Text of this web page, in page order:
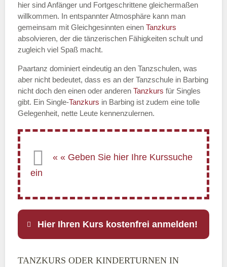
hier sind Anfänger und Fortgeschrittene gleichermaßen
willkommen. In entspannter Atmosphäre kann man
gemeinsam mit Gleichgesinnten einen Tanzkurs
absolvieren, der die tänzerischen Fähigkeiten schult und
zugleich viel Spaß macht.
Paartanz dominiert eindeutig an den Tanzschulen, was
aber nicht bedeutet, dass es an der Tanzschule in Barbing
nicht doch den einen oder anderen Tanzkurs für Singles
gibt. Ein Single-Tanzkurs in Barbing ist zudem eine tolle
Gelegenheit, nette Leute kennenzulernen.
Hier Ihren Kurs kostenfrei anmelden!
TANZKURS ODER KINDERTURNEN IN